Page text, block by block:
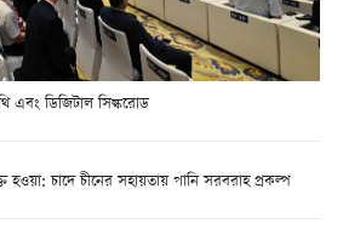
এবং ডিজিটাল সিল্করোড
হওয়া: চাদে চীনের সহায়তায় পানি সরবরাহ প্রকল্প